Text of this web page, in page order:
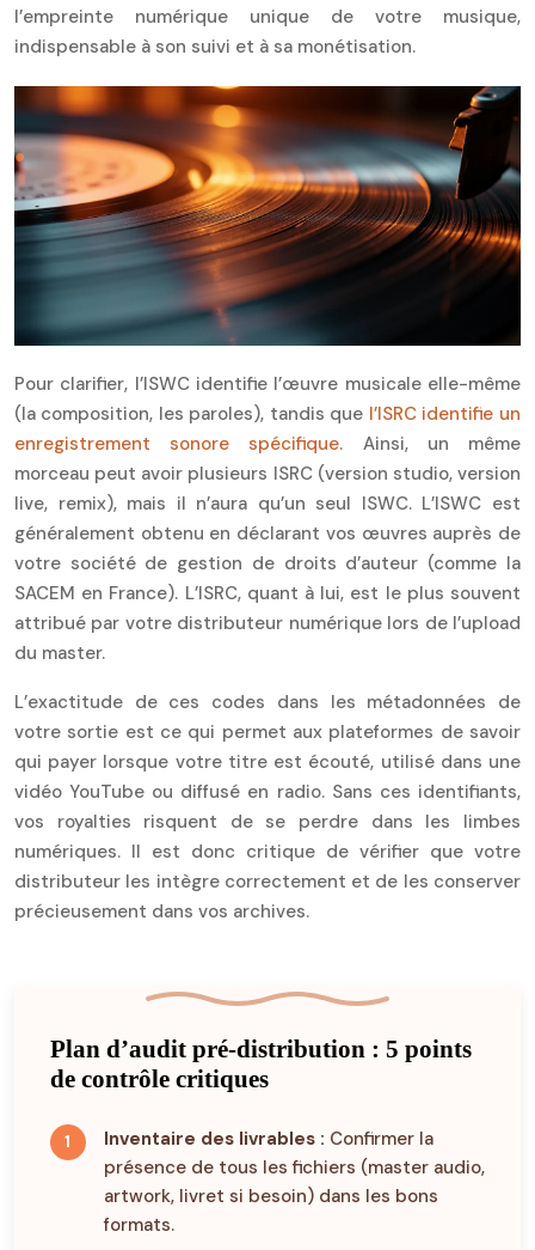
l’empreinte numérique unique de votre musique,
indispensable à son suivi et à sa monétisation.
Pour clarifier, l’ISWC identifie l’œuvre musicale elle-même
(la composition, les paroles), tandis que l’ISRC identifie un
enregistrement sonore spécifique. Ainsi, un même
morceau peut avoir plusieurs ISRC (version studio, version
live, remix), mais il n’aura qu’un seul ISWC. L’ISWC est
généralement obtenu en déclarant vos œuvres auprès de
votre société de gestion de droits d’auteur (comme la
SACEM en France). L’ISRC, quant à lui, est le plus souvent
attribué par votre distributeur numérique lors de l’upload
du master.
L’exactitude de ces codes dans les métadonnées de
votre sortie est ce qui permet aux plateformes de savoir
qui payer lorsque votre titre est écouté, utilisé dans une
vidéo YouTube ou diffusé en radio. Sans ces identifiants,
vos royalties risquent de se perdre dans les limbes
numériques. Il est donc critique de vérifier que votre
distributeur les intègre correctement et de les conserver
précieusement dans vos archives.
Plan d’audit pré-distribution : 5 points
de contrôle critiques
Inventaire des livrables : Confirmer la
présence de tous les fichiers (master audio,
artwork, livret si besoin) dans les bons
formats.